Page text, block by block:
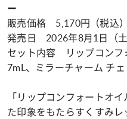
ー
販売価格 5,170円（税込）
発売日 2026年8月1日（
セット内容 リップコンフ
7mL、ミラーチャーム チ
「リップコンフォートオ
た印象をもたらすくすみレ